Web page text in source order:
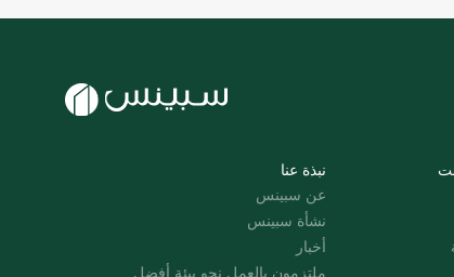
نبذة عنا
عن سبينس
نشأة سبينس
أخبار
ملتزمون بالعمل نحو بيئة أفضل